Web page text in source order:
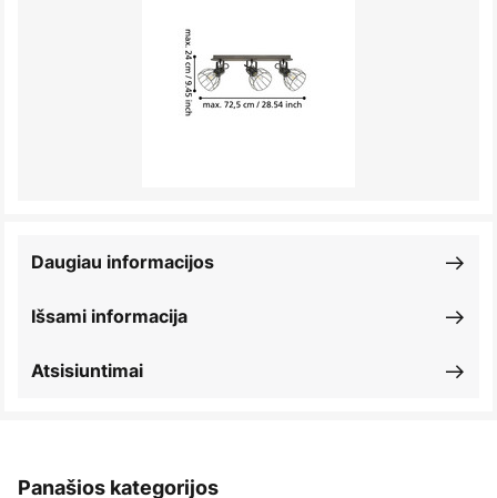
Išsami informacija
Daugiau informacijos
Atsisiuntimai
Panašios kategorijos